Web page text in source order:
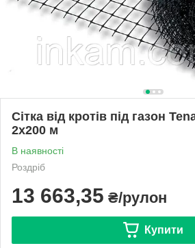
Сітка від кротів під газон
2х200 м
В наявності
Роздріб
13 663,35 ₴/рулон
Купити